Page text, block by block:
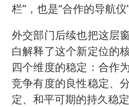
栏”，也是“合作的导航仪”
外交部门后续也把这层
白解释了这个新定位的
四个维度的稳定：合作
竞争有度的良性稳定、
定、和平可期的持久稳定